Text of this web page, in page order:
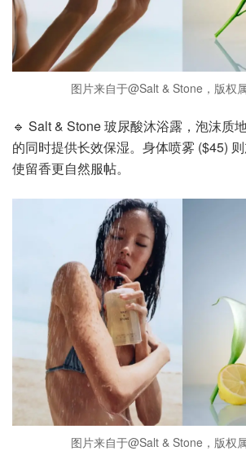
图片来自于@Salt & Stone，版权
🔹 Salt & Stone 玻尿酸沐浴露，泡沫质
的同时提供长效保湿。身体喷雾 ($45)
使留香更自然服帖。
图片来自于@Salt & Stone，版权